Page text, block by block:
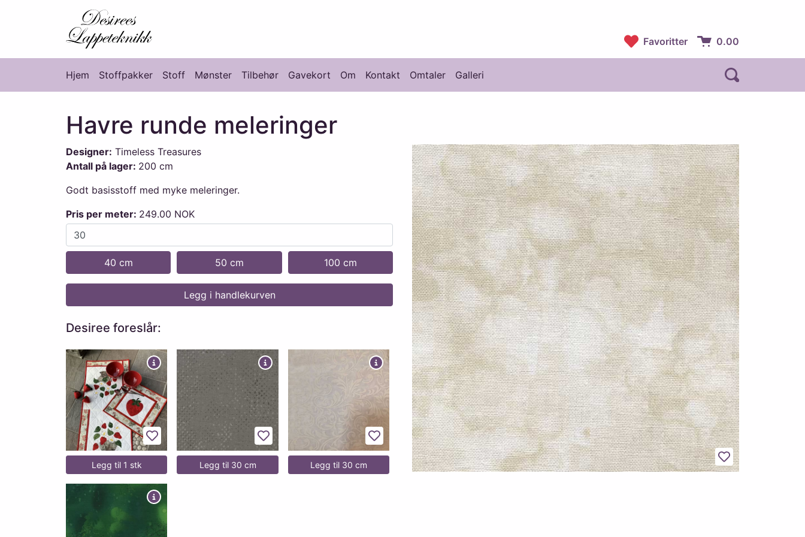
Desirees Lappeteknikk
Favoritter
Handlekurv:
0.00
Hovedmeny
Hjem Stoffpakker Stoff Mønster Tilbehør Gavekort Om Kontakt Omtaler Galleri
Havre runde meleringer
Legg til favoritter
Designer: Timeless Treasures
Antall på lager: 200 cm
Godt basisstoff med myke meleringer.
Pris per meter: 249.00 NOK
40 cm 50 cm 100 cm
Legg i handlekurven
Desiree foreslår:
Legg til favoritter
Legg til 1 stk
Legg til favoritter
Legg til 30 cm
Legg til favoritter
Legg til 30 cm